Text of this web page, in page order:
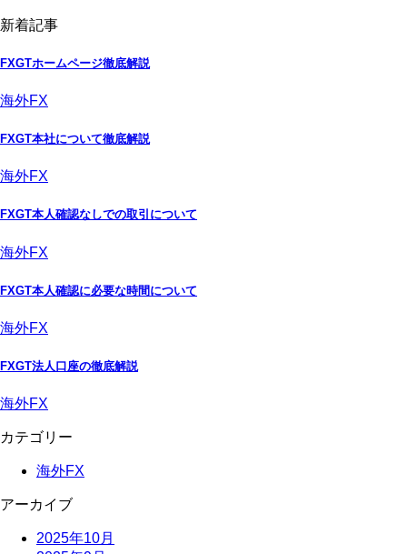
新着記事
FXGTホームページ徹底解説
海外FX
FXGT本社について徹底解説
海外FX
FXGT本人確認なしでの取引について
海外FX
FXGT本人確認に必要な時間について
海外FX
FXGT法人口座の徹底解説
海外FX
カテゴリー
海外FX
アーカイブ
2025年10月